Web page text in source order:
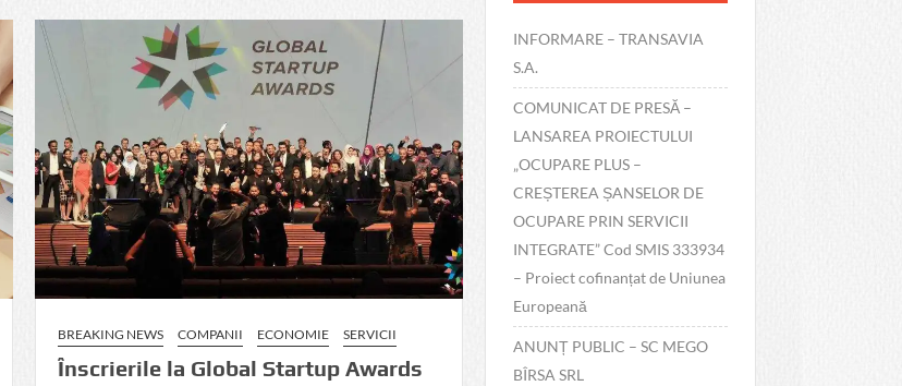
BREAKING NEWS COMPANII ECONOMIE SERVICII
Înscrierile la Global Startup Awards
INFORMARE – TRANSAVIA
S.A.
COMUNICAT DE PRESĂ –
LANSAREA PROIECTULUI
„OCUPARE PLUS –
CREȘTEREA ȘANSELOR DE
OCUPARE PRIN SERVICII
INTEGRATE” Cod SMIS 333934
– Proiect cofinanțat de Uniunea
Europeană
ANUNȚ PUBLIC – SC MEGO
BÎRSA SRL